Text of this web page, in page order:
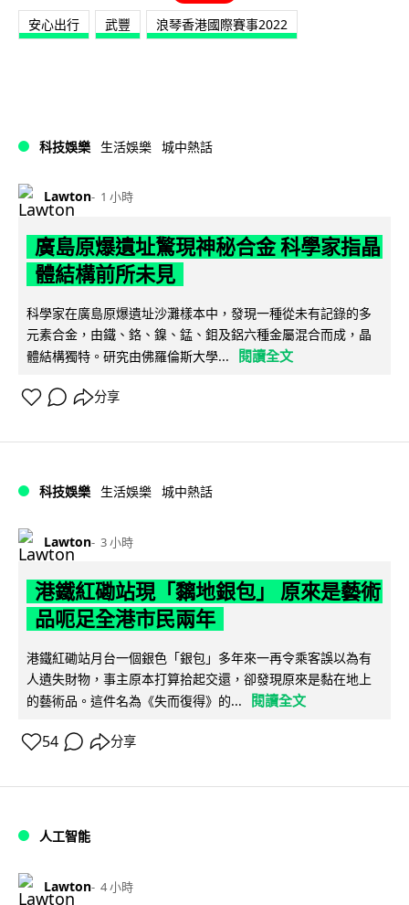
安心出行 武豐 浪琴香港國際賽事2022
科技娛樂 生活娛樂 城中熱話
Lawton 1 小時
廣島原爆遺址驚現神秘合金 科學家指晶
體結構前所未見
科學家在廣島原爆遺址沙灘樣本中，發現一種從未有記錄的多
元素合金，由鐵、鉻、鎳、錳、鉬及鋁六種金屬混合而成，晶
體結構獨特。研究由佛羅倫斯大學...
閱讀全文
分享
科技娛樂 生活娛樂 城中熱話
Lawton 3 小時
港鐵紅磡站現「黐地銀包」 原來是藝術
品呃足全港市民兩年
港鐵紅磡站月台一個銀色「銀包」多年來一再令乘客誤以為有
人遺失財物，事主原本打算拾起交還，卻發現原來是黏在地上
的藝術品。這件名為《失而復得》的...
閱讀全文
54 分享
人工智能
Lawton 4 小時